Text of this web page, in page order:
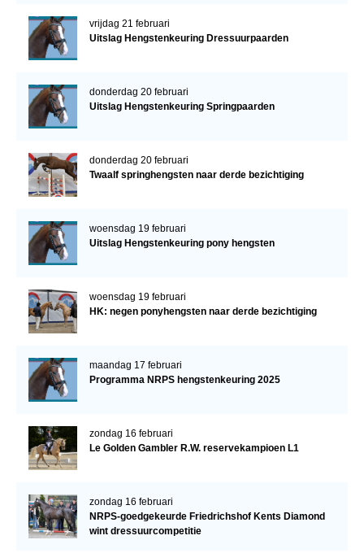
vrijdag 21 februari
Uitslag Hengstenkeuring Dressuurpaarden
donderdag 20 februari
Uitslag Hengstenkeuring Springpaarden
donderdag 20 februari
Twaalf springhengsten naar derde bezichtiging
woensdag 19 februari
Uitslag Hengstenkeuring pony hengsten
woensdag 19 februari
HK: negen ponyhengsten naar derde bezichtiging
maandag 17 februari
Programma NRPS hengstenkeuring 2025
zondag 16 februari
Le Golden Gambler R.W. reservekampioen L1
zondag 16 februari
NRPS-goedgekeurde Friedrichshof Kents Diamond
wint dressuurcompetitie